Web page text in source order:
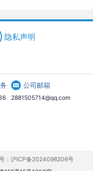
隐私声明
公司邮箱
2881505714@qq.com
：沪ICP备2024098206号